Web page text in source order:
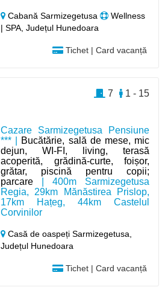
Cabană Sarmizegetusa
Wellness
| SPA, Județul Hunedoara
Tichet | Card vacanță
Cazare Sarmizegetusa Pensiune
*** | Bucătărie, sală de mese, mic
dejun, WI-FI, living, terasă
acoperită, grădină-curte, foișor,
grătar, piscină pentru copii;
parcare | 400m Sarmizegetusa
Regia, 29km Mănăstirea Prislop,
17km Hațeg, 44km Castelul
Corvinilor
Casă de oaspeți Sarmizegetusa,
Județul Hunedoara
Tichet | Card vacanță
1 - 15
7